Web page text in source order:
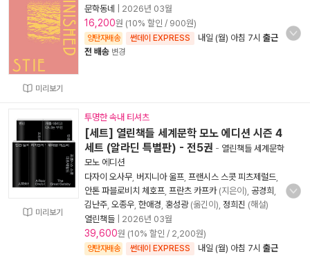
미리보기
문학동네
2026년 03월
16,200원 (10% 할인 / 900원)
양탄자배송 썬데이 EXPRESS 내일 (월) 아침 7시 출근
전 배송 변경
미리보기
투명한 속내 티셔츠
[세트] 열린책들 세계문학 모노 에디션 시즌 4
세트 (알라딘 특별판) - 전5권 - 열린책들 세계문학
모노 에디션
다자이 오사무 버지니아 울프 프랜시스 스콧 피츠제럴드
안톤 파블로비치 체호프 프란츠 카프카(지은이), 공경희
김난주 오종우 한애경 홍성광(옮긴이), 정희진 (해설)
열린책들
2026년 03월
39,600원 (10% 할인 / 2,200원)
양탄자배송 썬데이 EXPRESS 내일 (월) 아침 7시 출근